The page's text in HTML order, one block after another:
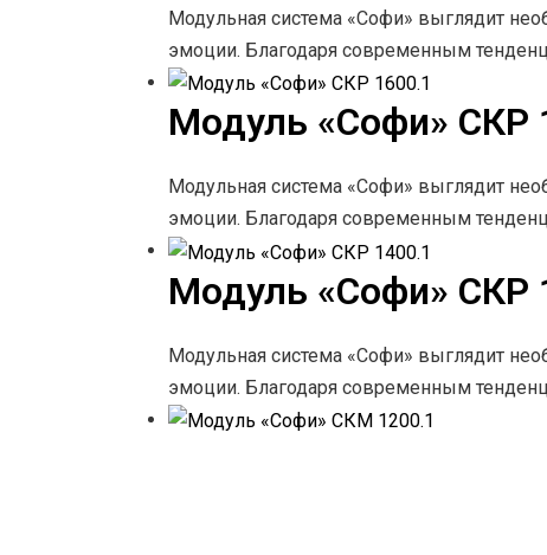
Модульная система «Софи» выглядит
эмоции. Благодаря современным
Модуль «Софи» СКР
Модульная система «Софи» выглядит
эмоции. Благодаря современным
Модуль «Софи» СКР
Модульная система «Софи» выглядит
эмоции. Благодаря современным